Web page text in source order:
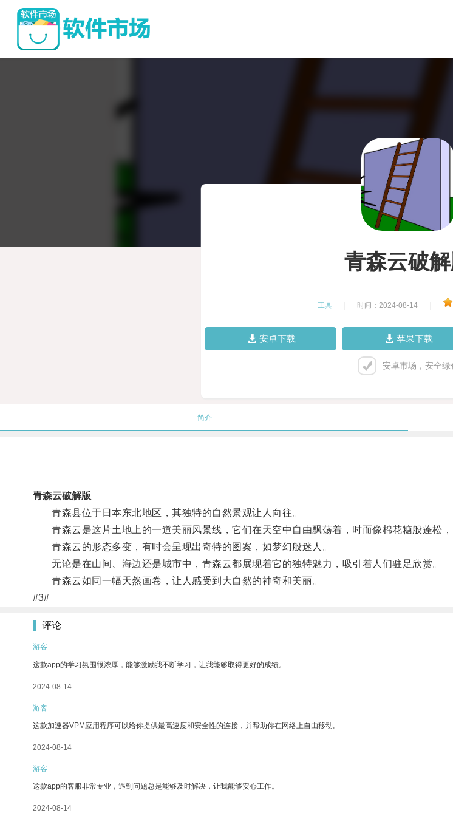
青森云破
工具 时间：2024-08-14
安卓下载 苹果下载
安卓市场，安全绿
简介
青森云破解版
青森县位于日本东北地区，其独特的自然景观让人向往。
青森云是这片土地上的一道美丽风景线，它们在天空中自由飘荡着，时而像棉花糖般蓬松，
青森云的形态多变，有时会呈现出奇特的图案，如梦幻般迷人。
无论是在山间、海边还是城市中，青森云都展现着它的独特魅力，吸引着人们驻足欣赏。
青森云如同一幅天然画卷，让人感受到大自然的神奇和美丽。
#3#
评论
游客
这款app的学习氛围很浓厚，能够激励我不断学习，让我能够取得更好的成绩。
2024-08-14
游客
这款加速器VPM应用程序可以给你提供最高速度和安全性的连接，并帮助你在网络上自由移动。
2024-08-14
游客
这款app的客服非常专业，遇到问题总是能够及时解决，让我能够安心工作。
2024-08-14